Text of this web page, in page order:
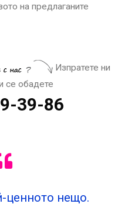
на предлаганите
Изпратете ни
се обадете
39-86
ценното нещо.